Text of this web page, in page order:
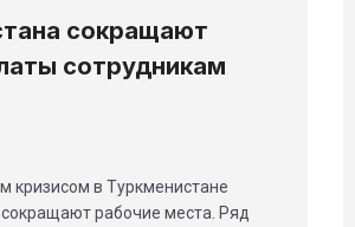
сокращают
сотрудникам
кризисом в Туркменистане
рабочие места. Ряд